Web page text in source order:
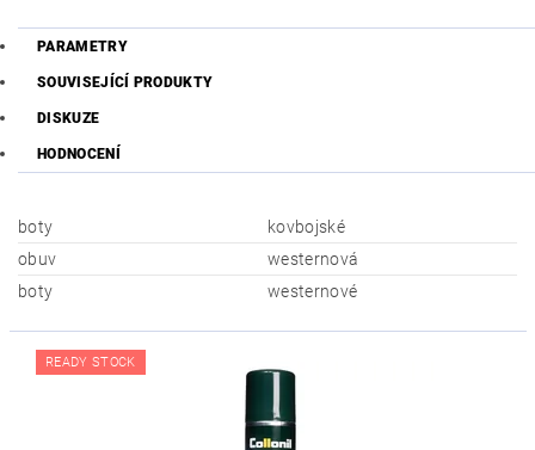
PARAMETRY
SOUVISEJÍCÍ PRODUKTY
DISKUZE
HODNOCENÍ
boty
kovbojské
obuv
westernová
boty
westernové
READY STOCK